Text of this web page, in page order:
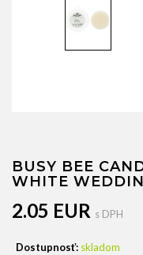
BUSY BEE
WHITE
2.05 EUR s DPH
Dostupnosť: skladom